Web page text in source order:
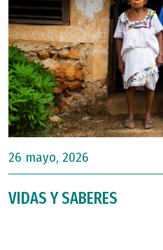
26 mayo, 2026
VIDAS Y SABERES